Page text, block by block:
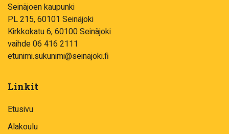
Seinäjoen kaupunki
PL 215, 60101 Seinäjoki
Kirkkokatu 6, 60100 Seinäjoki
vaihde 06 416 2111
etunimi.sukunimi@seinajoki.fi
Linkit
Etusivu
Alakoulu